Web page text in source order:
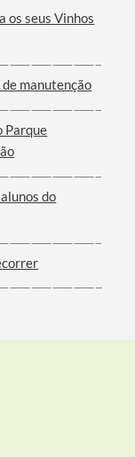
os seus Vinhos
manutenção
Parque
do